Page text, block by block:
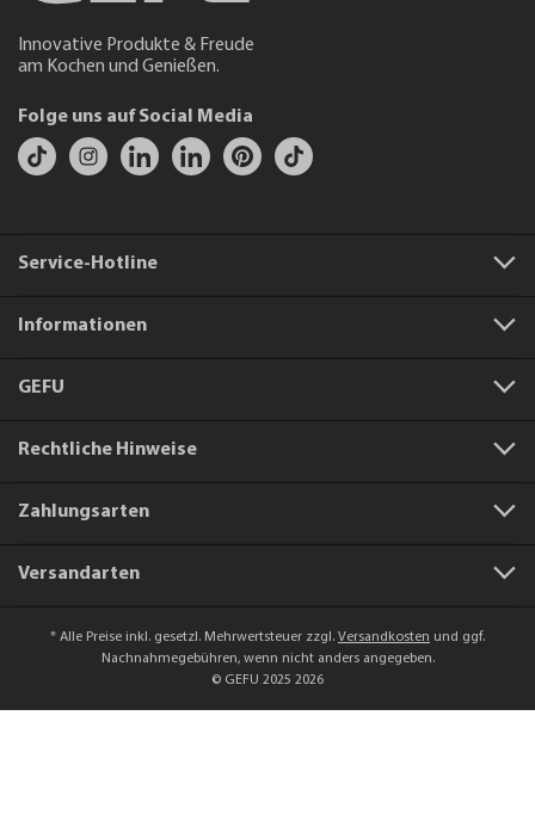
Innovative Produkte & Freude
am Kochen und Genießen.
Folge uns auf Social Media
Service-Hotline
Informationen
GEFU
Rechtliche Hinweise
Zahlungsarten
Versandarten
* Alle Preise inkl. gesetzl. Mehrwertsteuer zzgl. Versandkosten und ggf.
Nachnahmegebühren, wenn nicht anders angegeben.
© GEFU 2025 2026